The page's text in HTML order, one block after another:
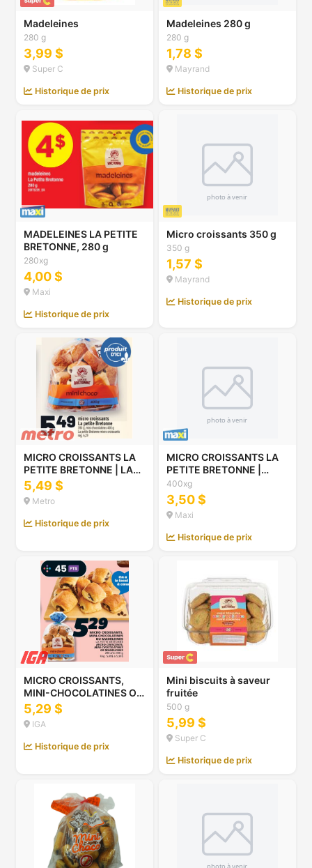
Madeleines
280 g
3,99 $
Super C
Historique de prix
Madeleines 280 g
280 g
1,78 $
Mayrand
Historique de prix
MADELEINES LA PETITE
BRETONNE, 280 g
280xg
4,00 $
Maxi
Historique de prix
Micro croissants 350 g
350 g
1,57 $
Mayrand
Historique de prix
MICRO CROISSANTS LA
PETITE BRETONNE | LA
PETITE BRETONNE
MICRO CROISSANTS
5,49 $
Metro
Historique de prix
MICRO CROISSANTS LA
PETITE BRETONNE |
MICRO CROISSANTS,
320-400 G
400xg
3,50 $
Maxi
Historique de prix
MICRO CROISSANTS,
MINI-CHOCOLATINES OU
MADELEINES LA PETITE
BRETONNE
5,29 $
IGA
Historique de prix
Mini biscuits à saveur
fruitée
500 g
5,99 $
Super C
Historique de prix